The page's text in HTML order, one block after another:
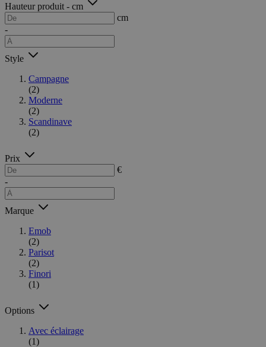
Hauteur produit - cm
cm
-
Style
Campagne
(2)
Moderne
(2)
Scandinave
(2)
Prix
€
-
Marque
Emob
(2)
Parisot
(2)
Finori
(1)
Options
Avec éclairage
(1)